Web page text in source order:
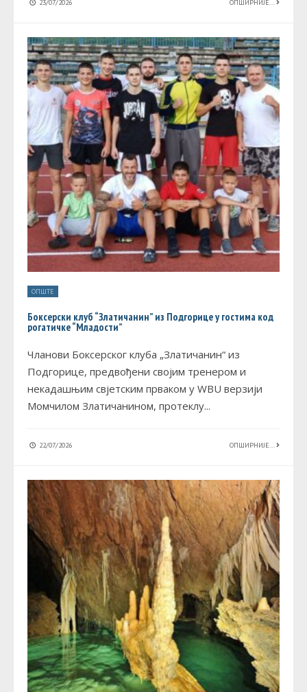
23/07/2026 ОПШИРНИЈЕ...
ОПШТЕ
Боксерски клуб “Златичанин” из Подгорице у гостима код
рогатичке “Младости”
Чланови Боксерског клуба „Златичанин“ из
Подгорице, предвођени својим тренером и
некадашњим свјетским прваком у WBU верзији
Момчилом Златичанином, протеклу...
22/07/2026 ОПШИРНИЈЕ...